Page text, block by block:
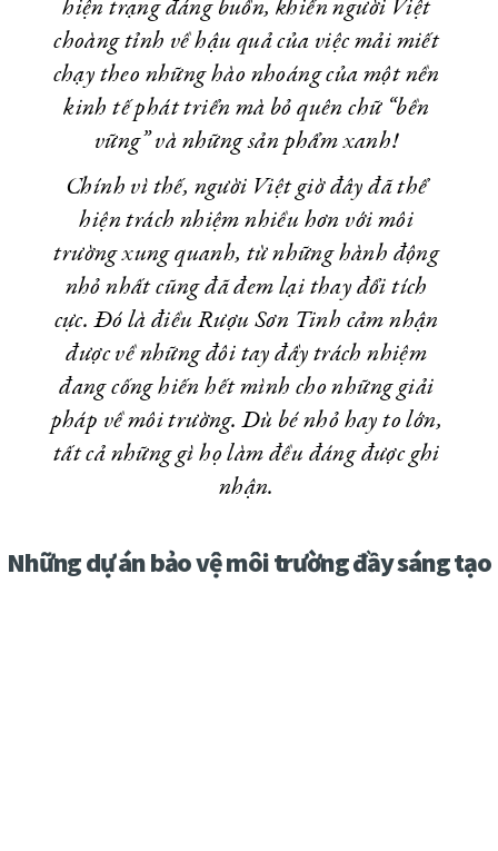
hiện trạng đáng buồn, khiến người Việt
choàng tỉnh về hậu quả của việc mải miết
chạy theo những hào nhoáng của một nền
kinh tế phát triển mà bỏ quên chữ “bền
vững” và những sản phẩm xanh!
Chính vì thế, người Việt giờ đây đã thể
hiện trách nhiệm nhiều hơn với môi
trường xung quanh, từ những hành động
nhỏ nhất cũng đã đem lại thay đổi tích
cực. Đó là điều Rượu Sơn Tinh cảm nhận
được về những đôi tay đầy trách nhiệm
đang cống hiến hết mình cho những giải
pháp về môi trường. Dù bé nhỏ hay to lớn,
tất cả những gì họ làm đều đáng được ghi
nhận.
Những dự án bảo vệ môi trường đầy sáng tạo